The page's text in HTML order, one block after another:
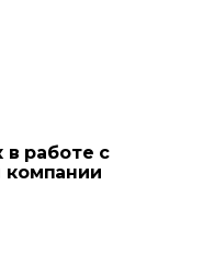
в работе с
компании